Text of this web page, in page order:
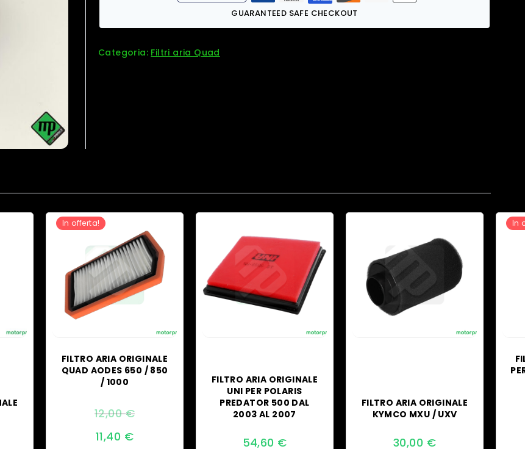
GUARANTEED SAFE CHECKOUT
Categoria: Filtri aria Quad
In offerta!
FILTRO ARIA ORIGINALE
QUAD AODES 650 / 850
/ 1000
12,00€
11,40 €
FILTRO ARIA ORIGINALE
UNI PER POLARIS
PREDATOR 500 DAL
2003 AL 2007
54,60 €
FILTRO ARIA ORIGINALE
KYMCO MXU / UXV
30,00 €
In